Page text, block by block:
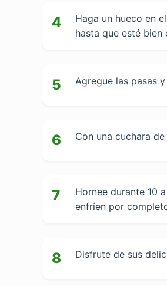
4
Haga un hueco en
hasta que esté bien
5 Agregue las pasas
6 Con una cuchara
7
Hornee durante 10
enfríen por
8 Disfrute de sus